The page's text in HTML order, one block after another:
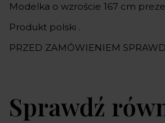
Modelka o wzroście 167 cm
Produkt polski .
PRZED ZAMÓWIENIEM
Sprawdź